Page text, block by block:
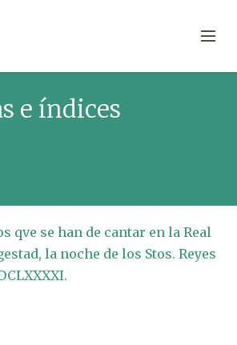
e índices
qve se han de cantar en la Real
la noche de los Stos. Reyes